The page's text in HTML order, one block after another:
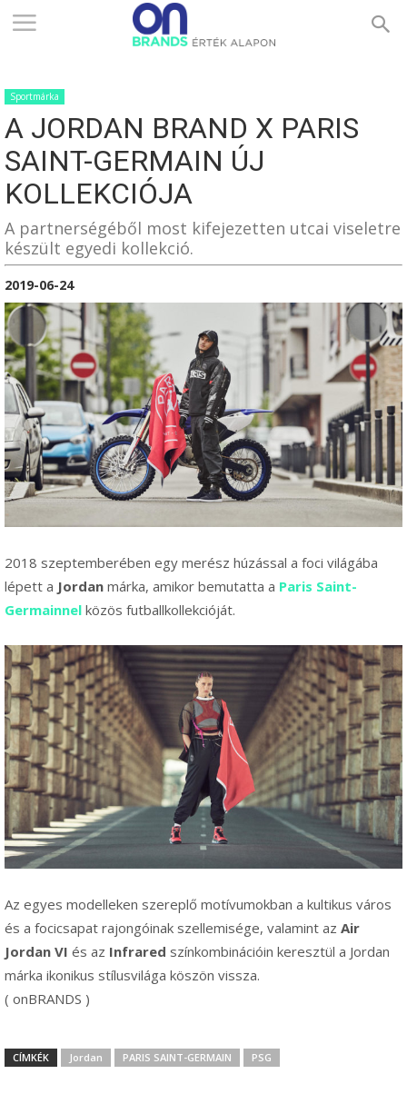
ONBRANDS
–
ÉRTÉK
ALAPON
Sportmárka
A JORDAN BRAND X PARIS
SAINT-GERMAIN ÚJ
KOLLEKCIÓJA
A partnerségéből most kifejezetten utcai viseletre
készült egyedi kollekció.
2019-06-24
2018 szeptemberében egy merész húzással a foci világába
lépett a Jordan márka, amikor bemutatta a Paris Saint-
Germainnel közös futballkollekcióját.
Az egyes modelleken szereplő motívumokban a kultikus város
és a focicsapat rajongóinak szellemisége, valamint az Air
Jordan VI és az Infrared színkombinációin keresztül a Jordan
márka ikonikus stílusvilága köszön vissza.
( onBRANDS )
CÍMKÉK Jordan PARIS SAINT-GERMAIN PSG